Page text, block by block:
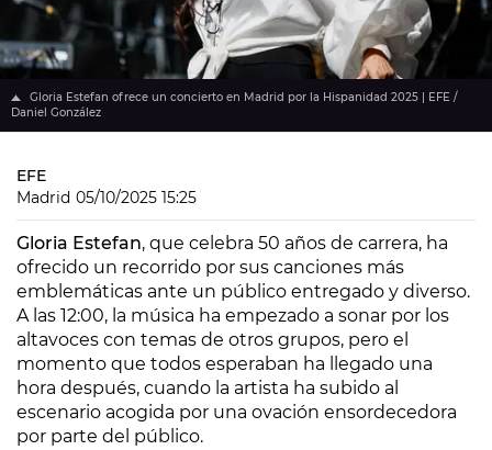
Gloria Estefan ofrece un concierto en Madrid por la Hispanidad 2025 | EFE /
Daniel González
EFE
Madrid 05/10/2025 15:25
Gloria Estefan, que celebra 50 años de carrera, ha
ofrecido un recorrido por sus canciones más
emblemáticas ante un público entregado y diverso.
A las 12:00, la música ha empezado a sonar por los
altavoces con temas de otros grupos, pero el
momento que todos esperaban ha llegado una
hora después, cuando la artista ha subido al
escenario acogida por una ovación ensordecedora
por parte del público.